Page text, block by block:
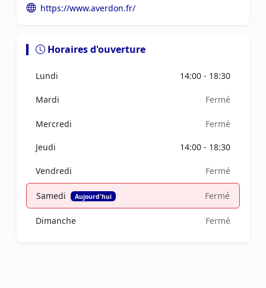
https://www.averdon.fr/
Horaires d'ouverture
Lundi 14:00 - 18:30
Mardi Fermé
Mercredi Fermé
Jeudi 14:00 - 18:30
Vendredi Fermé
Samedi Aujourd'hui Fermé
Dimanche Fermé